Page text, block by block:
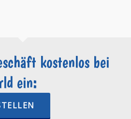
kostenlos bei
ein: